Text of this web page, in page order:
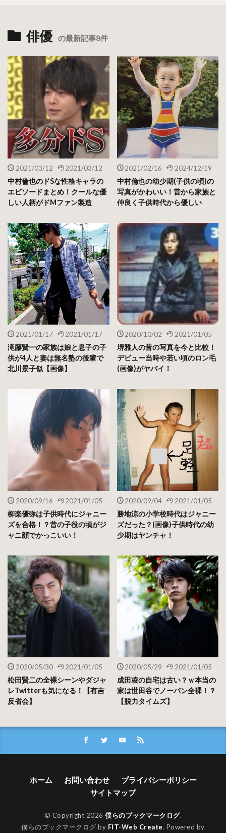
そんな中村倫也さんの卒業アルバムの写真も見つけまし
た！！
これはモテたに違いない！！
優しくてスポーツもできて面白いなんて、もうそりゃクラス
の人気ものですね！！
ちなみに中村倫也さんの人生で２番目にみた芸能人は中居正
広さんだそうです。
小学生の頃に近くで中居さんがロケをしていることを聞きつ
けて友達と見に行ったというエピソードを語られていまし
スポンサードリンク
俳優 の最新記事8件
2021/03/12 2021/03/12
中村倫也のドSな性格キャラの
エピソードまとめ！クールな優
しい人柄がドMファン製造
2021/02/16 2024/12/19
中村倫也の幼少期(子供の頃)の
写真がかわいい！昔から家族と
仲良く子供時代から優しい
2021/01/17 2021/01/17
滝藤賢一の家族は娘と息子の子
供が4人と妻は無名塾の後輩で
北川景子似【画像】
2020/10/02 2021/01/05
堺雅人の昔の写真を今と比較！
デビュー当時や若い頃のロン毛
(画像)がヤバイ！
2020/09/16 2021/01/05
柳楽優弥は子供時代にジャニー
ズを合格！？昔の子役の頃がジ
ャニ顔でかっこいい！
2020/09/04 2021/01/05
勝地涼の小学校時代はジャニー
ズだった？(画像)子供時代の幼
少期はヤンチャ！
2020/05/30 2021/01/05
松田賢二の全裸シーンやダジャ
レTwitterも気になる！【有吉
反省会】
2020/05/29 2021/01/05
成田凌の自宅は古い？ｗ本当の
家は世田谷でノーパン全裸！？
【脱力タイムズ】
ホーム お問い合わせ
プライバシーポリシー
サイトマップ
© Copyright 2026僕らのブックマークログ.
僕らのブックマークログ by FIT-Web Create. Powered by